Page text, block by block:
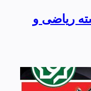
ریاضی و